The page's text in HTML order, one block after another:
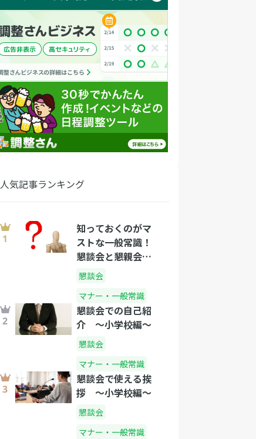
人気記事ランキング
知っておくのがマ
ストな一般常識！
懇談会と懇親会の
違い
懇談会
マナー・一般常識
懇談会での自己紹
介 〜小学校編〜
懇談会
マナー・一般常識
懇談会で使える挨
拶 〜小学校編〜
懇談会
マナー・一般常識